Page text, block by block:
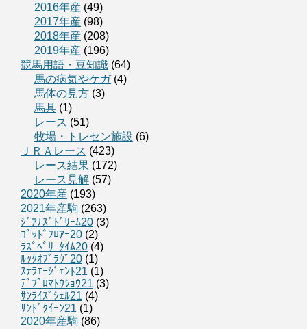
2016年産 (49)
2017年産 (98)
2018年産 (208)
2019年産 (196)
競馬用語・豆知識 (64)
馬の病気やケガ(4)
馬体の見方 (3)
馬具 (1)
レース (51)
牧場・トレセン施設 (6)
ＪＲＡレース (423)
レース結果 (172)
レース見解 (57)
2020年産 (193)
2021年産駒 (263)
ｼﾞｱﾅｽﾞﾄﾞﾘｰﾑ20 (3)
ｺﾞｯﾄﾞﾌﾛｱｰ20 (2)
ﾗｽﾞﾍﾞﾘｰﾀｲﾑ20 (4)
ﾙｯｸｵﾌﾞﾗｳﾞ20 (1)
ｽﾃﾗｴｰｼﾞｪﾝﾄ21 (1)
ﾃﾞﾌﾟﾛﾏﾄｳｼｮｳ21 (3)
ｻﾝﾗｲｽﾞｼｪﾙ21 (4)
ｻﾝﾄﾞｸｲｰﾝ21 (1)
2020年産駒 (86)